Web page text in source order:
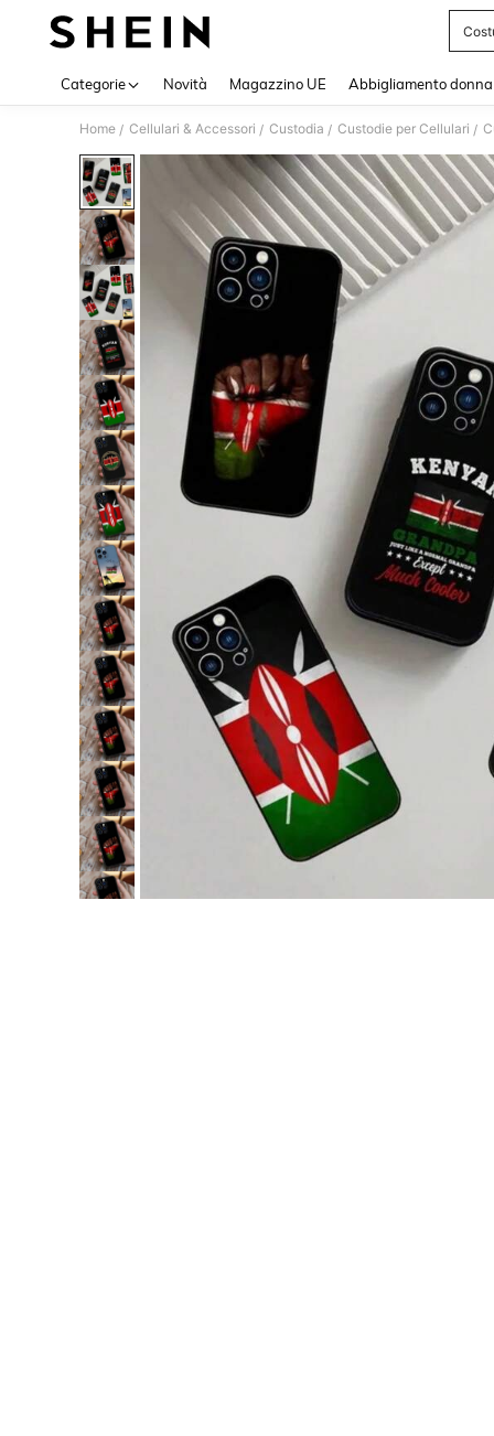
Categorie Novità Magazzino UE Abbigliamento donna
Home / Cellulari & Accessori / Custodia / Custodie per Cellulari /